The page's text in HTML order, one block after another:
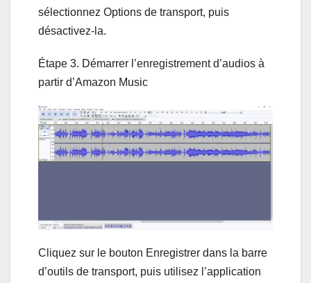
sélectionnez Options de transport, puis
désactivez-la.
Étape 3. Démarrer l’enregistrement d’audios à
partir d’Amazon Music
Cliquez sur le bouton Enregistrer dans la barre
d’outils de transport, puis utilisez l’application